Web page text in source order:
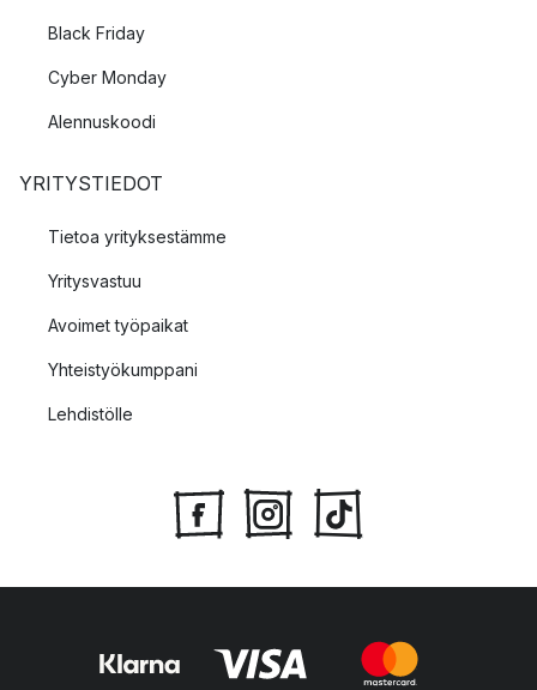
Black Friday
Cyber Monday
Alennuskoodi
YRITYSTIEDOT
Tietoa yrityksestämme
Yritysvastuu
Avoimet työpaikat
Yhteistyökumppani
Lehdistölle